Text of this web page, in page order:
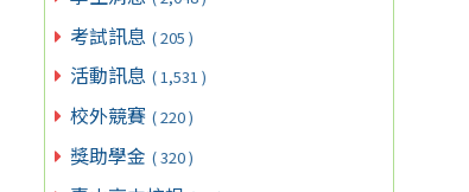
考試訊息 ( 205 )
活動訊息 ( 1,531 )
校外競賽 ( 220 )
獎助學金 ( 320 )